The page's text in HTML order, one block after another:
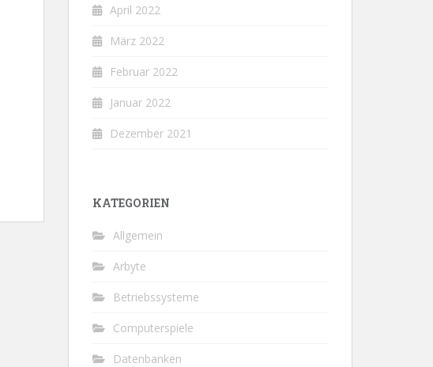
April 2022
März 2022
Februar 2022
Januar 2022
Dezember 2021
KATEGORIEN
Allgemein
Arbyte
Betriebssysteme
Computerspiele
Datenbanken